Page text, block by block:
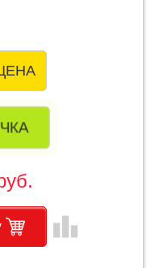
leaderboard